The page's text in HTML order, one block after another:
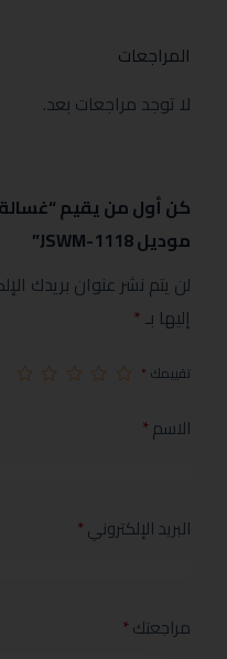
المراجعات
لا توجد مراجعات بعد.
موديل JSWM-1118”
لن يتم نشر عنوان بريدك
إليها بـ*
تقييمك *
الاسم*
البريد الإلكتروني*
مراجعتك*